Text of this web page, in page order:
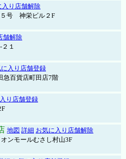
入り店舗解除
５号 神栄ビル２F
舗解除
１
に入り店舗登録
急百貨店町田店7階
り店舗登録
地図 詳細 お気に入り店舗解除
ンモールむさし村山3F